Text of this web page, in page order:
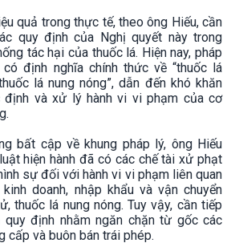
quả trong thực tế, theo ông Hiếu, cần
quy định của Nghị quyết này trong
tác hại của thuốc lá. Hiện nay, pháp
định nghĩa chính thức về “thuốc lá
lá nung nóng”, dẫn đến khó khăn
định và xử lý hành vi vi phạm của cơ
bất cập về khung pháp lý, ông Hiếu
hiện hành đã có các chế tài xử phạt
sự đối với hành vi vi phạm liên quan
doanh, nhập khẩu và vận chuyển
thuốc lá nung nóng. Tuy vậy, cần tiếp
quy định nhằm ngăn chặn từ gốc các
cấp và buôn bán trái phép.